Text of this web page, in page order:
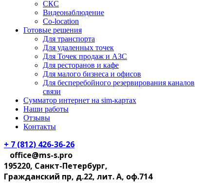
СКС
Видеонаблюдение
Co-location
Готовые решения
Для транспорта
Для удаленных точек
Для Точек продаж и АЗС
Для ресторанов и кафе
Для малого бизнеса и офисов
Для бесперебойного резервирования каналов
связи
Сумматор интернет на sim-картах
Наши работы
Отзывы
Контакты
+ 7 (812) 426-36-26
office@ms-s.pro
195220, Санкт-Петербург,
Гражданский пр, д.22, лит. А, оф.714